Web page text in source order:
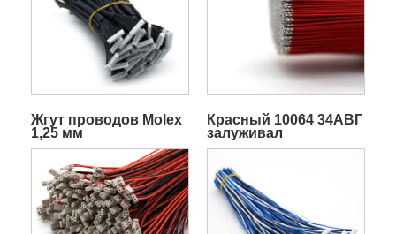
Жгут проводов Molex
1,25 мм
Красный 10064 34АВГ
залуживал
терминальный
электрического
провода свинцового
провода
ориентированный на
заказчика